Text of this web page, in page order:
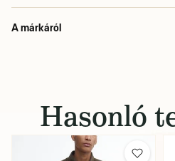
A márkáról
Hasonló